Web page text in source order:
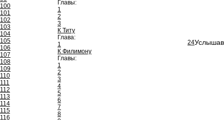
100
101
102
103
104
105
106
107
108
109
110
111
112
113
114
115
116
Главы:
1
2
3
К Титу
Глава:
1
К Филимону
Главы:
1
2
3
4
5
6
7
8
24Услышав